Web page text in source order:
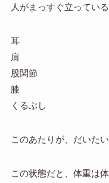
人がまっすぐ立ってい
耳
肩
股関節
膝
くるぶし
このあたりが、だいた
この状態だと、体重は